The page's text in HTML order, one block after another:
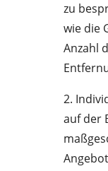
zu
wie die
Anzahl
2.
auf der